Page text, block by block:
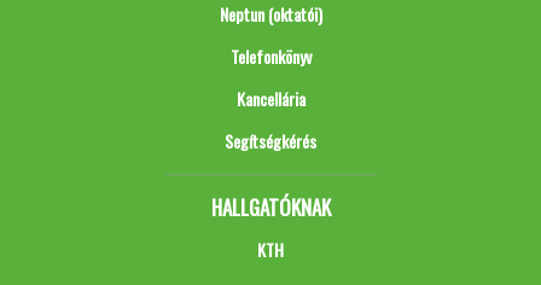
Neptun (oktatói)
Telefonkönyv
Kancellária
Segítségkérés
HALLGATÓKNAK
KTH